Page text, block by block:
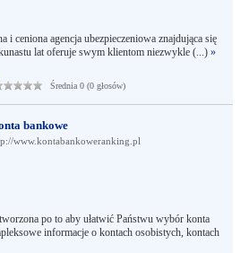
i ceniona agencja ubezpieczeniowa znajdująca się
lat oferuje swym klientom niezwykle (...) »
Średnia 0 (0 głosów)
bankowe
www.kontabankoweranking.pl
po to aby ułatwić Państwu wybór konta
informacje o kontach osobistych, kontach